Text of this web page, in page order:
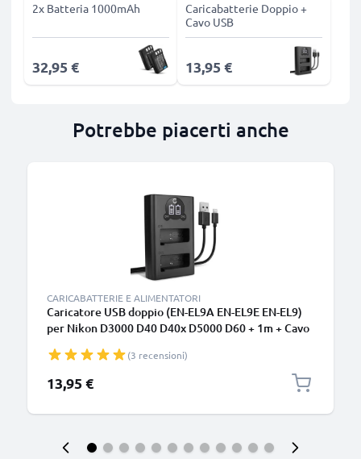
2x Batteria 1000mAh
32,95 €
Caricabatterie Doppio +
Cavo USB
13,95 €
Potrebbe piacerti anche
CARICABATTERIE E ALIMENTATORI
Caricatore USB doppio (EN-EL9A EN-EL9E EN-EL9)
per Nikon D3000 D40 D40x D5000 D60 + 1m + Cavo
(3 recensioni)
13,95 €